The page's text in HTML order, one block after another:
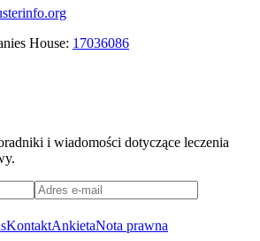
House: 17036086
i wiadomości dotyczące leczenia
KontaktAnkietaNota prawna